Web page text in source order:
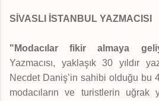
SİVASLI İSTANBUL YAZMACISI
"Modacılar fikir almaya
Yazmacısı, yaklaşık 30 yıldır
Necdet Daniş’in sahibi olduğu bu
modacıların ve turistlerin uğrak